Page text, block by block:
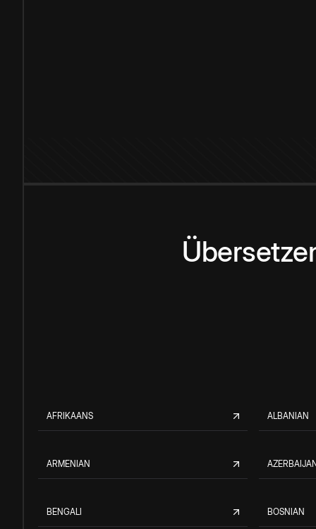
AFRIKAANS ALBANIAN
ARMENIAN
BENGALI BOSNIAN